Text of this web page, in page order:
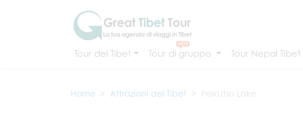
Tour del Tibet Tour di gruppo Tour Nepal Tibet
Home Attrazioni del Tibet Peikutso Lake